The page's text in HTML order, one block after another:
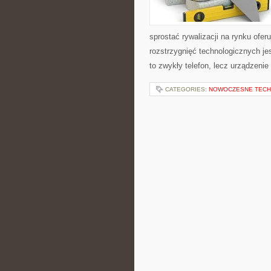
sprostać rywalizacji na rynku
rozstrzygnięć technologicznych
to zwykły telefon, lecz
CATEGORIES: NOWOCZESNE